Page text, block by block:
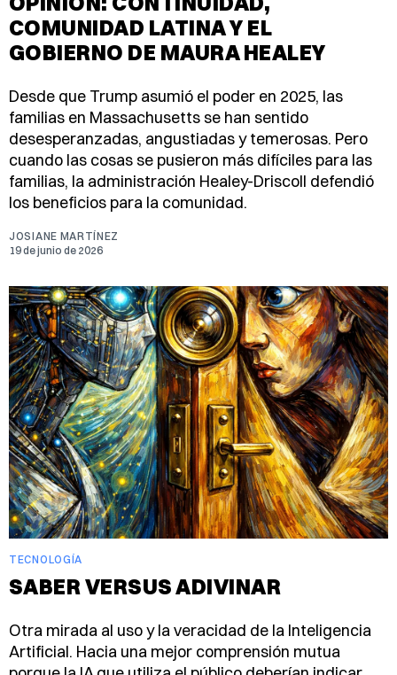
COMUNIDAD LATINA Y EL
GOBIERNO DE MAURA HEALEY
Desde que Trump asumió el poder en 2025, las
familias en Massachusetts se han sentido
desesperanzadas, angustiadas y temerosas. Pero
cuando las cosas se pusieron más difíciles para las
familias, la administración Healey-Driscoll defendió
los beneficios para la comunidad.
JOSIANE MARTÍNEZ
19 de junio de 2026
TECNOLOGÍA
SABER VERSUS ADIVINAR
Otra mirada al uso y la veracidad de la Inteligencia
Artificial. Hacia una mejor comprensión mutua